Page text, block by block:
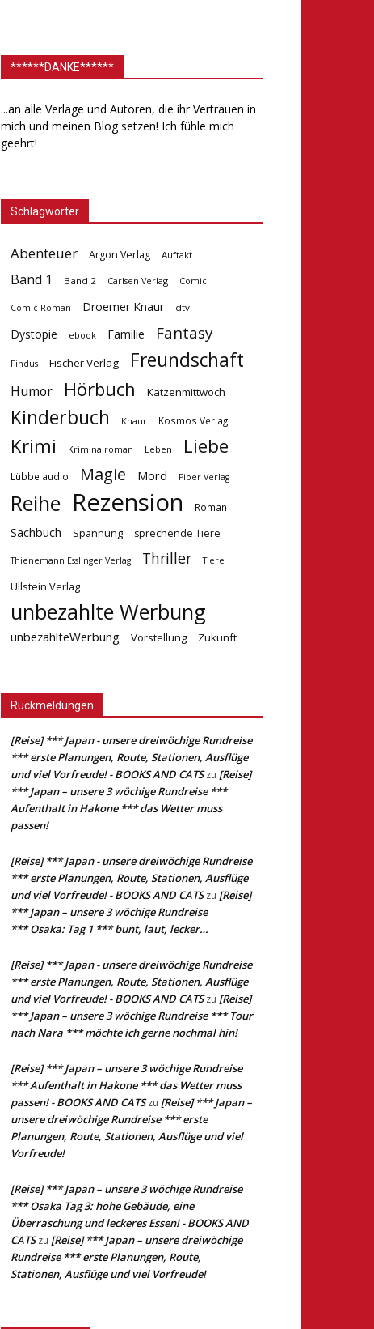
******DANKE******
...an alle Verlage und Autoren, die ihr Vertrauen in
mich und meinen Blog setzen! Ich fühle mich
geehrt!
Schlagwörter
Abenteuer Argon Verlag Auftakt
Band 1 Band 2 Carlsen Verlag Comic
Comic Roman Droemer Knaur dtv
Dystopie ebook Familie Fantasy
Findus Fischer Verlag Freundschaft
Humor Hörbuch Katzenmittwoch
Kinderbuch Knaur Kosmos Verlag
Krimi Kriminalroman Leben Liebe
Lübbe audio Magie Mord Piper Verlag
Reihe Rezension Roman
Sachbuch Spannung sprechende Tiere
Thienemann Esslinger Verlag Thriller Tiere
Ullstein Verlag
unbezahlte Werbung
unbezahlteWerbung Vorstellung Zukunft
Rückmeldungen
[Reise] *** Japan - unsere dreiwöchige Rundreise
*** erste Planungen, Route, Stationen, Ausflüge
und viel Vorfreude! - BOOKS AND CATSzu [Reise]
*** Japan – unsere 3 wöchige Rundreise ***
Aufenthalt in Hakone *** das Wetter muss
passen!
[Reise] *** Japan - unsere dreiwöchige Rundreise
*** erste Planungen, Route, Stationen, Ausflüge
und viel Vorfreude! - BOOKS AND CATSzu [Reise]
*** Japan – unsere 3 wöchige Rundreise
*** Osaka: Tag 1 *** bunt, laut, lecker…
[Reise] *** Japan - unsere dreiwöchige Rundreise
*** erste Planungen, Route, Stationen, Ausflüge
und viel Vorfreude! - BOOKS AND CATSzu [Reise]
*** Japan – unsere 3 wöchige Rundreise *** Tour
nach Nara *** möchte ich gerne nochmal hin!
[Reise] *** Japan – unsere 3 wöchige Rundreise
*** Aufenthalt in Hakone *** das Wetter muss
passen! - BOOKS AND CATSzu [Reise] *** Japan –
unsere dreiwöchige Rundreise *** erste
Planungen, Route, Stationen, Ausflüge und viel
Vorfreude!
[Reise] *** Japan – unsere 3 wöchige Rundreise
*** Osaka Tag 3: hohe Gebäude, eine
Überraschung und leckeres Essen! - BOOKS AND
CATSzu [Reise] *** Japan – unsere dreiwöchige
Rundreise *** erste Planungen, Route,
Stationen, Ausflüge und viel Vorfreude!